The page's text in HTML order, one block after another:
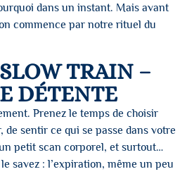
dans un instant. Mais avant
commence par notre rituel du
TRAIN –
DÉTENTE
Prenez le temps de choisir
de sentir ce qui se passe dans votre
petit scan corporel, et surtout…
savez : l’expiration, même un peu